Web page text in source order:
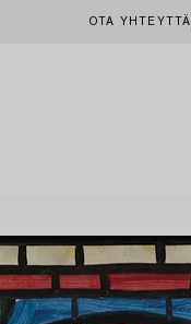
OTA YHTEYTTÄ